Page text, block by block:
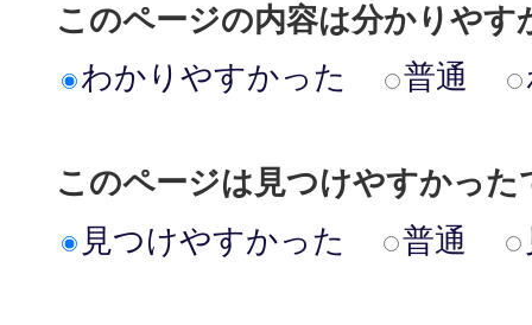
このページの内容は分かりやす
わかりやすかった
普通
このページは見つけやすかった
見つけやすかった
普通